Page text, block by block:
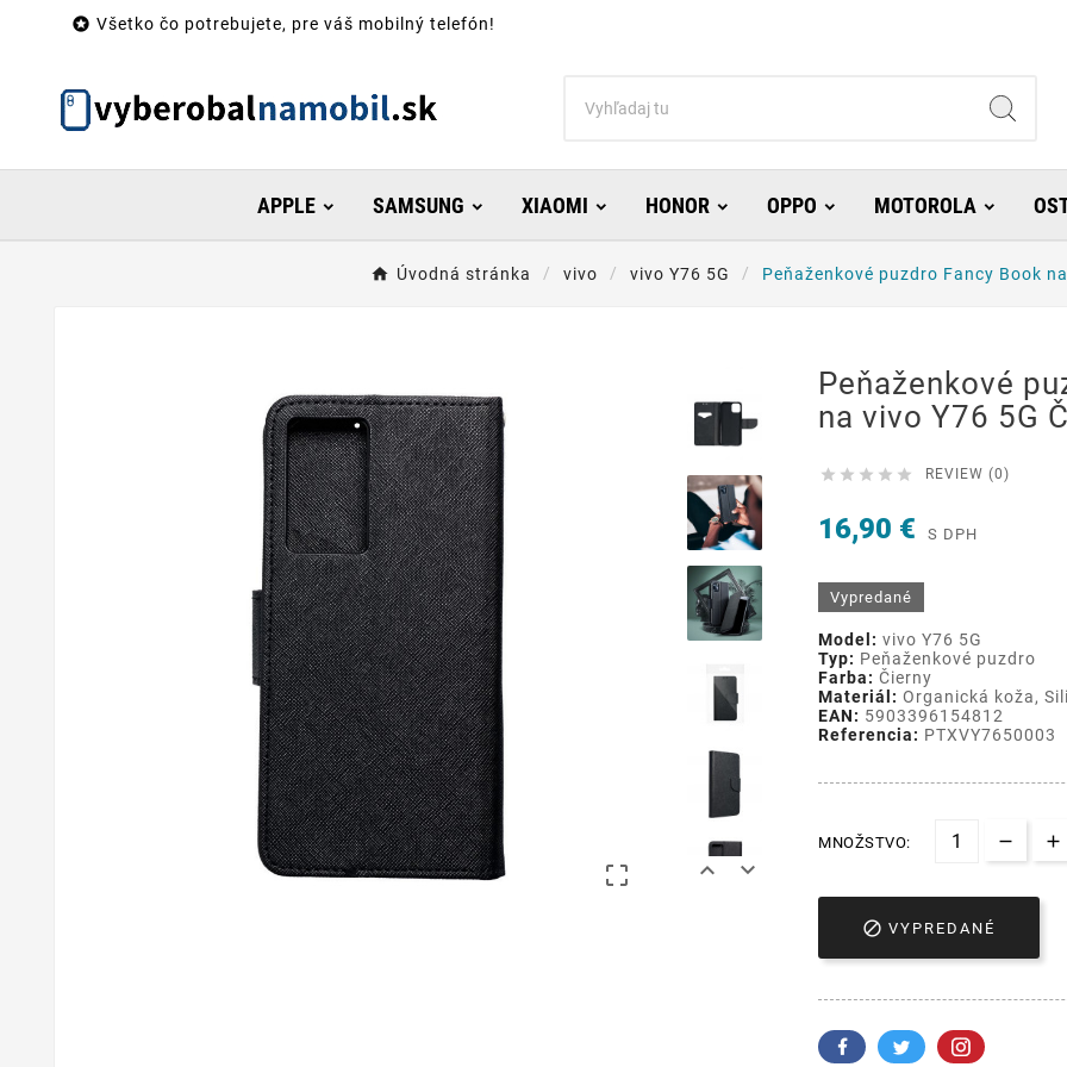
 Všetko čo potrebujete, pre váš mobilný telefón!
APPLE SAMSUNG XIAOMI HONOR OPPO MOTOROLA
Úvodná stránka vivo vivo Y76 5G Peňaženkové puzdro Fancy Book
  
Peňaženkové
na vivo Y76 5G
     REVIEW (0)
16,90 € S DPH
Vypredané
Model: vivo Y76 5G
Typ: Peňaženkové puzdro
Farba: Čierny
Materiál: Organická koža,
EAN: 5903396154812
Referencia: PTXVY7650003
MNOŽSTVO:
 VYPREDANÉ